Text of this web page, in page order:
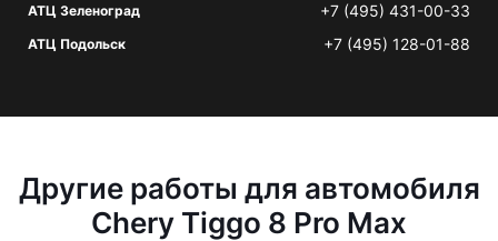
АТЦ Зеленоград +7 (495) 431-00-33
АТЦ Подольск +7 (495) 128-01-88
Другие работы для автомобиля
Chery Tiggo 8 Pro Max